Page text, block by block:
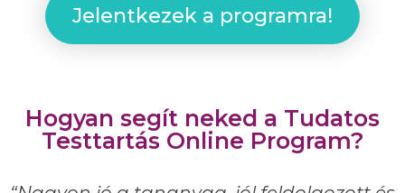
Jelentkezek a programra!
Hogyan segít neked a Tudatos
Testtartás Online Program?